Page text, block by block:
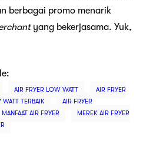
berbagai promo menarik
yang bekerjasama. Yuk,
AIR FRYER LOW WATT
AIR FRYER
TERBAIK
AIR FRYER
MANFAAT AIR FRYER
MEREK AIR FRYER